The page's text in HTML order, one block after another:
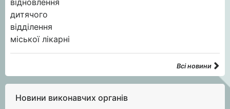
Всі новини
Новини виконавчих органів